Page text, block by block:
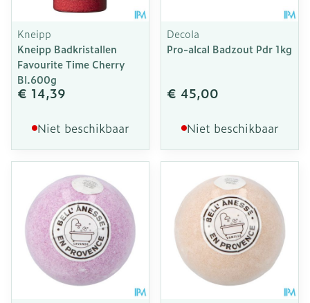
Kneipp
Kneipp Badkristallen
Favourite Time Cherry
Bl.600g
€ 14,39
Niet beschikbaar
Decola
Pro-alcal Badzout Pdr 1kg
€ 45,00
Niet beschikbaar